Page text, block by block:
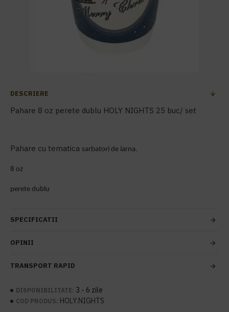
DESCRIERE
Pahare 8 oz perete dublu HOLY NIGHTS 25 buc/ set
Pahare cu tematica sarbatori de iarna.
8 oz
perete dublu
SPECIFICATII
OPINII
TRANSPORT RAPID
DISPONIBILITATE: 3 - 6 zile
COD PRODUS: HOLY.NIGHTS